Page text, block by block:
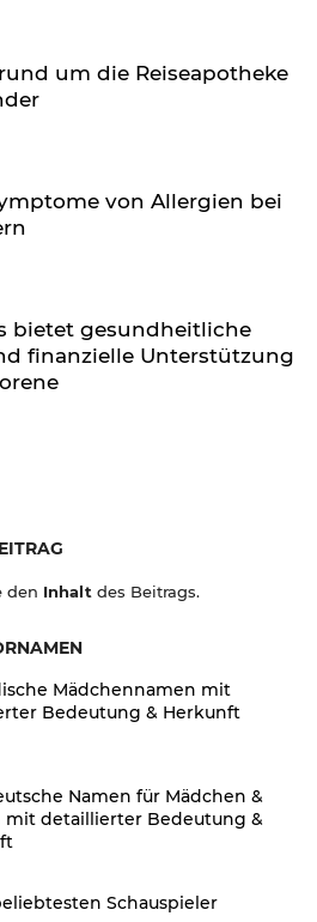
um die Reiseapotheke
von Allergien bei
bietet gesundheitliche
finanzielle Unterstützung
den Inhalt des Beitrags.
Mädchennamen mit
Bedeutung & Herkunft
Namen für Mädchen &
mit detaillierter Bedeutung &
Schauspieler